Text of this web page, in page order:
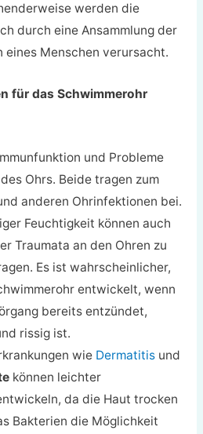
werden die
durch eine Ansammlung der
eines Menschen verursacht.
für das Schwimmerohr
und Probleme
Ohrs. Beide tragen zum
anderen Ohrinfektionen bei.
Feuchtigkeit können auch
Traumata an den Ohren zu
Es ist wahrscheinlicher,
entwickelt, wenn
bereits entzündet,
rissig ist.
wie Dermatitis und
können leichter
da die Haut trocken
Bakterien die Möglichkeit